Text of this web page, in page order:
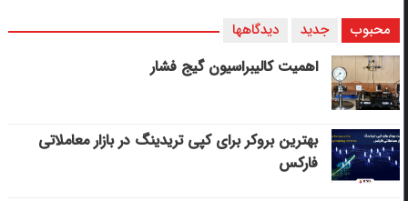
محبوب جدید دیدگاهها
اهمیت کالیبراسیون گیج فشار
بهترین بروکر برای کپی‌ تریدینگ در بازار معاملاتی
فارکس